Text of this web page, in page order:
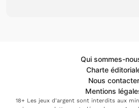
Qui sommes-
Charte
Nous contacter
Mentions
18+ Les jeux d'argent sont interdits aux